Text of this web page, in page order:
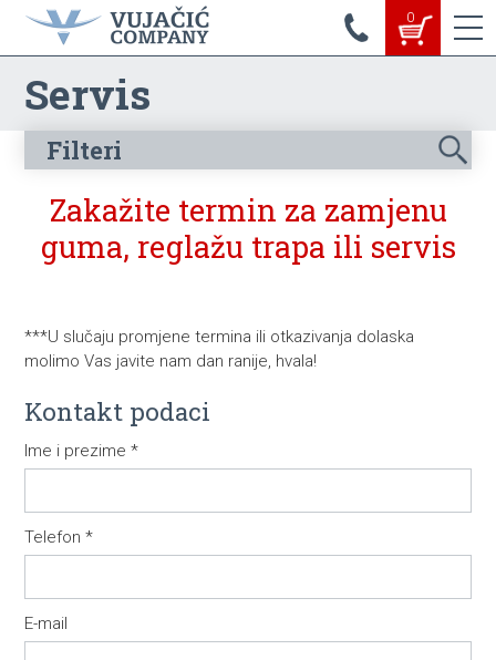
0
Servis
Filteri
Dimenzije gume
Zakažite termin za zamjenu
guma, reglažu trapa ili servis
***U slučaju promjene termina ili otkazivanja dolaska
molimo Vas javite nam dan ranije, hvala!
Kontakt podaci
Ime i prezime *
Telefon *
E-mail